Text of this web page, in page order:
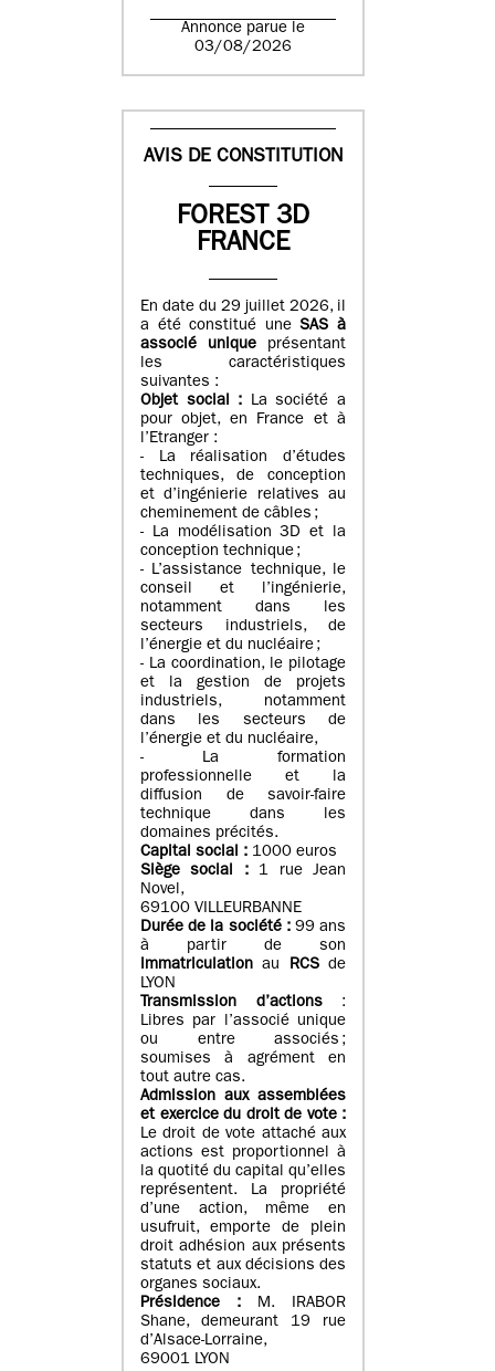
Annonce parue le
03/08/2026
AVIS DE CONSTITUTION
FOREST 3D
FRANCE
En date du 29 juillet 2026, il
a été constitué uneSAS à
associé unique présentant
les caractéristiques
suivantes :
Objet social : La société a
pour objet, en France et à
l’Etranger :
- La réalisation d’études
techniques, de conception
et d’ingénierie relatives au
cheminement de câbles ;
- La modélisation 3D et la
conception technique ;
- L’assistance technique, le
conseil et l’ingénierie,
notamment dans les
secteurs industriels, de
l’énergie et du nucléaire ;
- La coordination, le pilotage
et la gestion de projets
industriels, notamment
dans les secteurs de
l’énergie et du nucléaire,
- La formation
professionnelle et la
diffusion de savoir-faire
technique dans les
domaines précités.
Capital social : 1000 euros
Siège social :1 rue Jean
Novel,
69100 VILLEURBANNE
Durée de la société :99 ans
à partir de son
immatriculation au RCSde
LYON
Transmission d’actions:
Libres par l’associé unique
ou entre associés ;
soumises à agrément en
tout autre cas.
Admission aux assemblées
et exercice du droit de vote :
Le droit de vote attaché aux
actions est proportionnel à
la quotité du capital qu’elles
représentent. La propriété
d’une action, même en
usufruit, emporte de plein
droit adhésion aux présents
statuts et aux décisions des
organes sociaux.
Présidence : M. IRABOR
Shane, demeurant 19 rue
d’Alsace-Lorraine,
69001 LYON